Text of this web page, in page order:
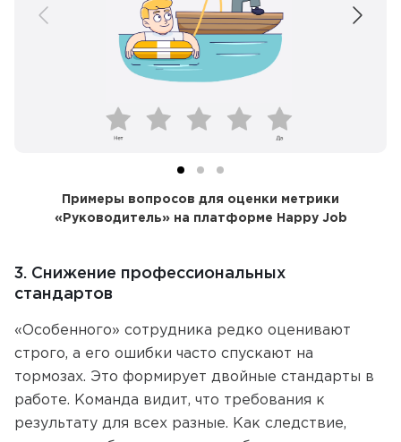
Примеры вопросов для оценки метрики
«Руководитель» на платформе Happy Job
3. Снижение профессиональных
стандартов
«Особенного» сотрудника редко оценивают
строго, а его ошибки часто спускают на
тормозах. Это формирует двойные стандарты в
работе. Команда видит, что требования к
результату для всех разные. Как следствие,